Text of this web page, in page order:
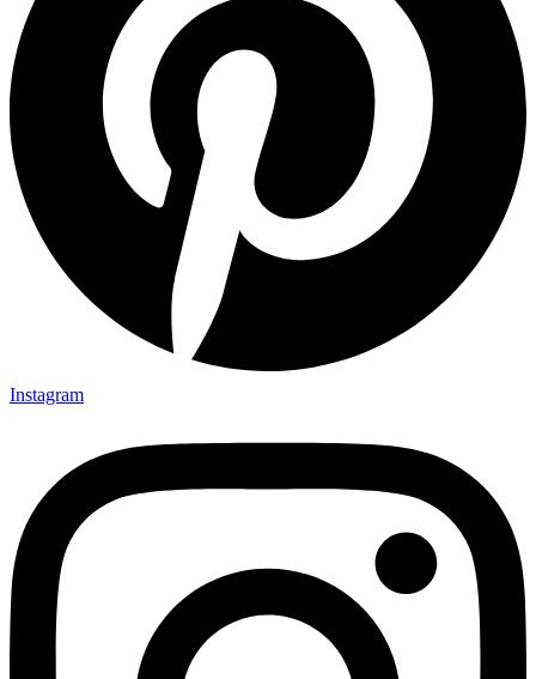
Instagram